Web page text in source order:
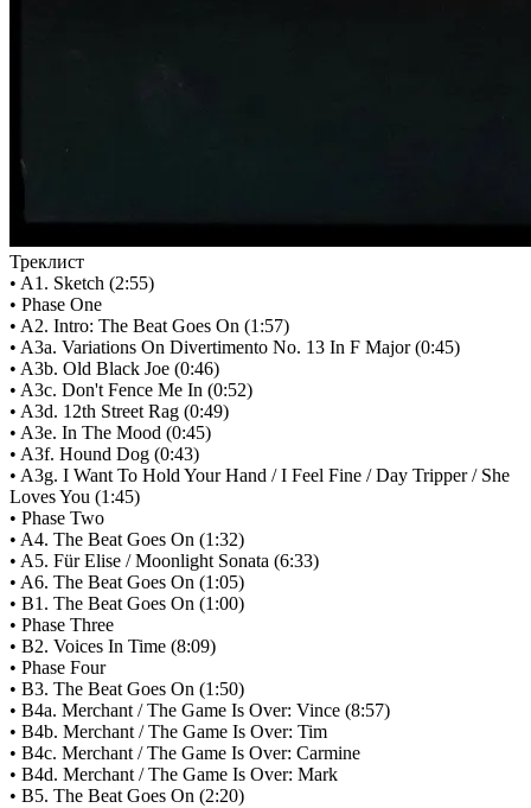
Треклист
• A1. Sketch (2:55)
• Phase One
• A2. Intro: The Beat Goes On (1:57)
• A3a. Variations On Divertimento No. 13 In F Major (0:45)
• A3b. Old Black Joe (0:46)
• A3c. Don't Fence Me In (0:52)
• A3d. 12th Street Rag (0:49)
• A3e. In The Mood (0:45)
• A3f. Hound Dog (0:43)
• A3g. I Want To Hold Your Hand / I Feel Fine / Day Tripper / She
Loves You (1:45)
• Phase Two
• A4. The Beat Goes On (1:32)
• A5. Für Elise / Moonlight Sonata (6:33)
• A6. The Beat Goes On (1:05)
• B1. The Beat Goes On (1:00)
• Phase Three
• B2. Voices In Time (8:09)
• Phase Four
• B3. The Beat Goes On (1:50)
• B4a. Merchant / The Game Is Over: Vince (8:57)
• B4b. Merchant / The Game Is Over: Tim
• B4c. Merchant / The Game Is Over: Carmine
• B4d. Merchant / The Game Is Over: Mark
• B5. The Beat Goes On (2:20)